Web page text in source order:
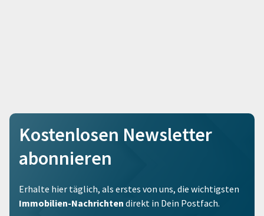
Kostenlosen Newsletter
abonnieren
Erhalte hier täglich, als erstes von uns, die wichtigsten
Immobilien-Nachrichten direkt in Dein Postfach.